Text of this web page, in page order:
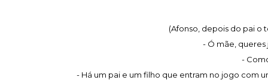
(Afonso, depois do pai o
- Ó mãe,
-
- Há um pai e um filho que entram no jogo com